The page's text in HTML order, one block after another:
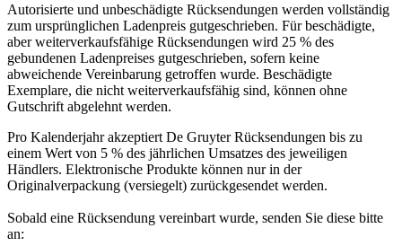
Autorisierte und unbeschädigte Rücksendungen werden vollständig
zum ursprünglichen Ladenpreis gutgeschrieben. Für beschädigte,
aber weiterverkaufsfähige Rücksendungen wird 25 % des
gebundenen Ladenpreises gutgeschrieben, sofern keine
abweichende Vereinbarung getroffen wurde. Beschädigte
Exemplare, die nicht weiterverkaufsfähig sind, können ohne
Gutschrift abgelehnt werden.
Pro Kalenderjahr akzeptiert De Gruyter Rücksendungen bis zu
einem Wert von 5 % des jährlichen Umsatzes des jeweiligen
Händlers. Elektronische Produkte können nur in der
Originalverpackung (versiegelt) zurückgesendet werden.
Sobald eine Rücksendung vereinbart wurde, senden Sie diese bitte
an: